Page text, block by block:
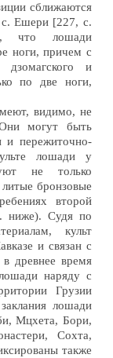
сближаются
с. Ешери [227, с.
что лошади
ноги, причем с
и
по две ноги,
видимо, не
Они могут быть
и пережиточно-
лошади у
не только
бронзовые
второй
Судя по
культ
и связан с
древнее время
наряду с
Грузии
лошади
Мцхета, Бори,
Сохта,
также